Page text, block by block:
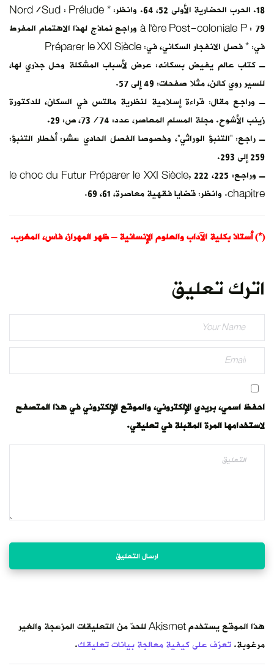
18. الحرب الحضارية الأولى 52، 64. وانظر: * Nord/Sud : Prélude
à l’ère Post-coloniale P : 79 وراجع نماذج لهذا الاهتمام المفرط
في: * فصل الانفجار السكاني، في: Préparer le XXI Siècle
ـ كتاب عالم يفيض بسكانه: عرض لأسباب المشكلة وحل جذري لها،
للسير روي كالن، مثلا صفحات: 49 إلى 57.
ـ وراجع مقال: قراءة إسلامية لنظرية مالتس في السكان، للدكتورة
زينب الأشوح. مجلة المسلم المعاصر، عدد: 73/74، ص: 29.
ـ راجع: “التنبؤ الوراثي”، وخصوصا الفصل الحادي عشر: أخطار التنبؤ:
259 إلى 293.
ـ وراجع: 225، 222 le choc du Futur Préparer le XXI Siècle,
chapitre. وانظر: قضايا فقهية معاصرة، 61، 69.
(*) أستاذ بكلية الآداب والعلوم الإنسانية – ظهر المهراز، فاس، المغرب.
اترك تعليق
احفظ اسمي، بريدي الإلكتروني، والموقع الإلكتروني في هذا المتصفح
لاستخدامها المرة المقبلة في تعليقي.
هذا الموقع يستخدم Akismet للحدّ من التعليقات المزعجة والغير
مرغوبة.تعرّف على كيفية معالجة بيانات تعليقك.